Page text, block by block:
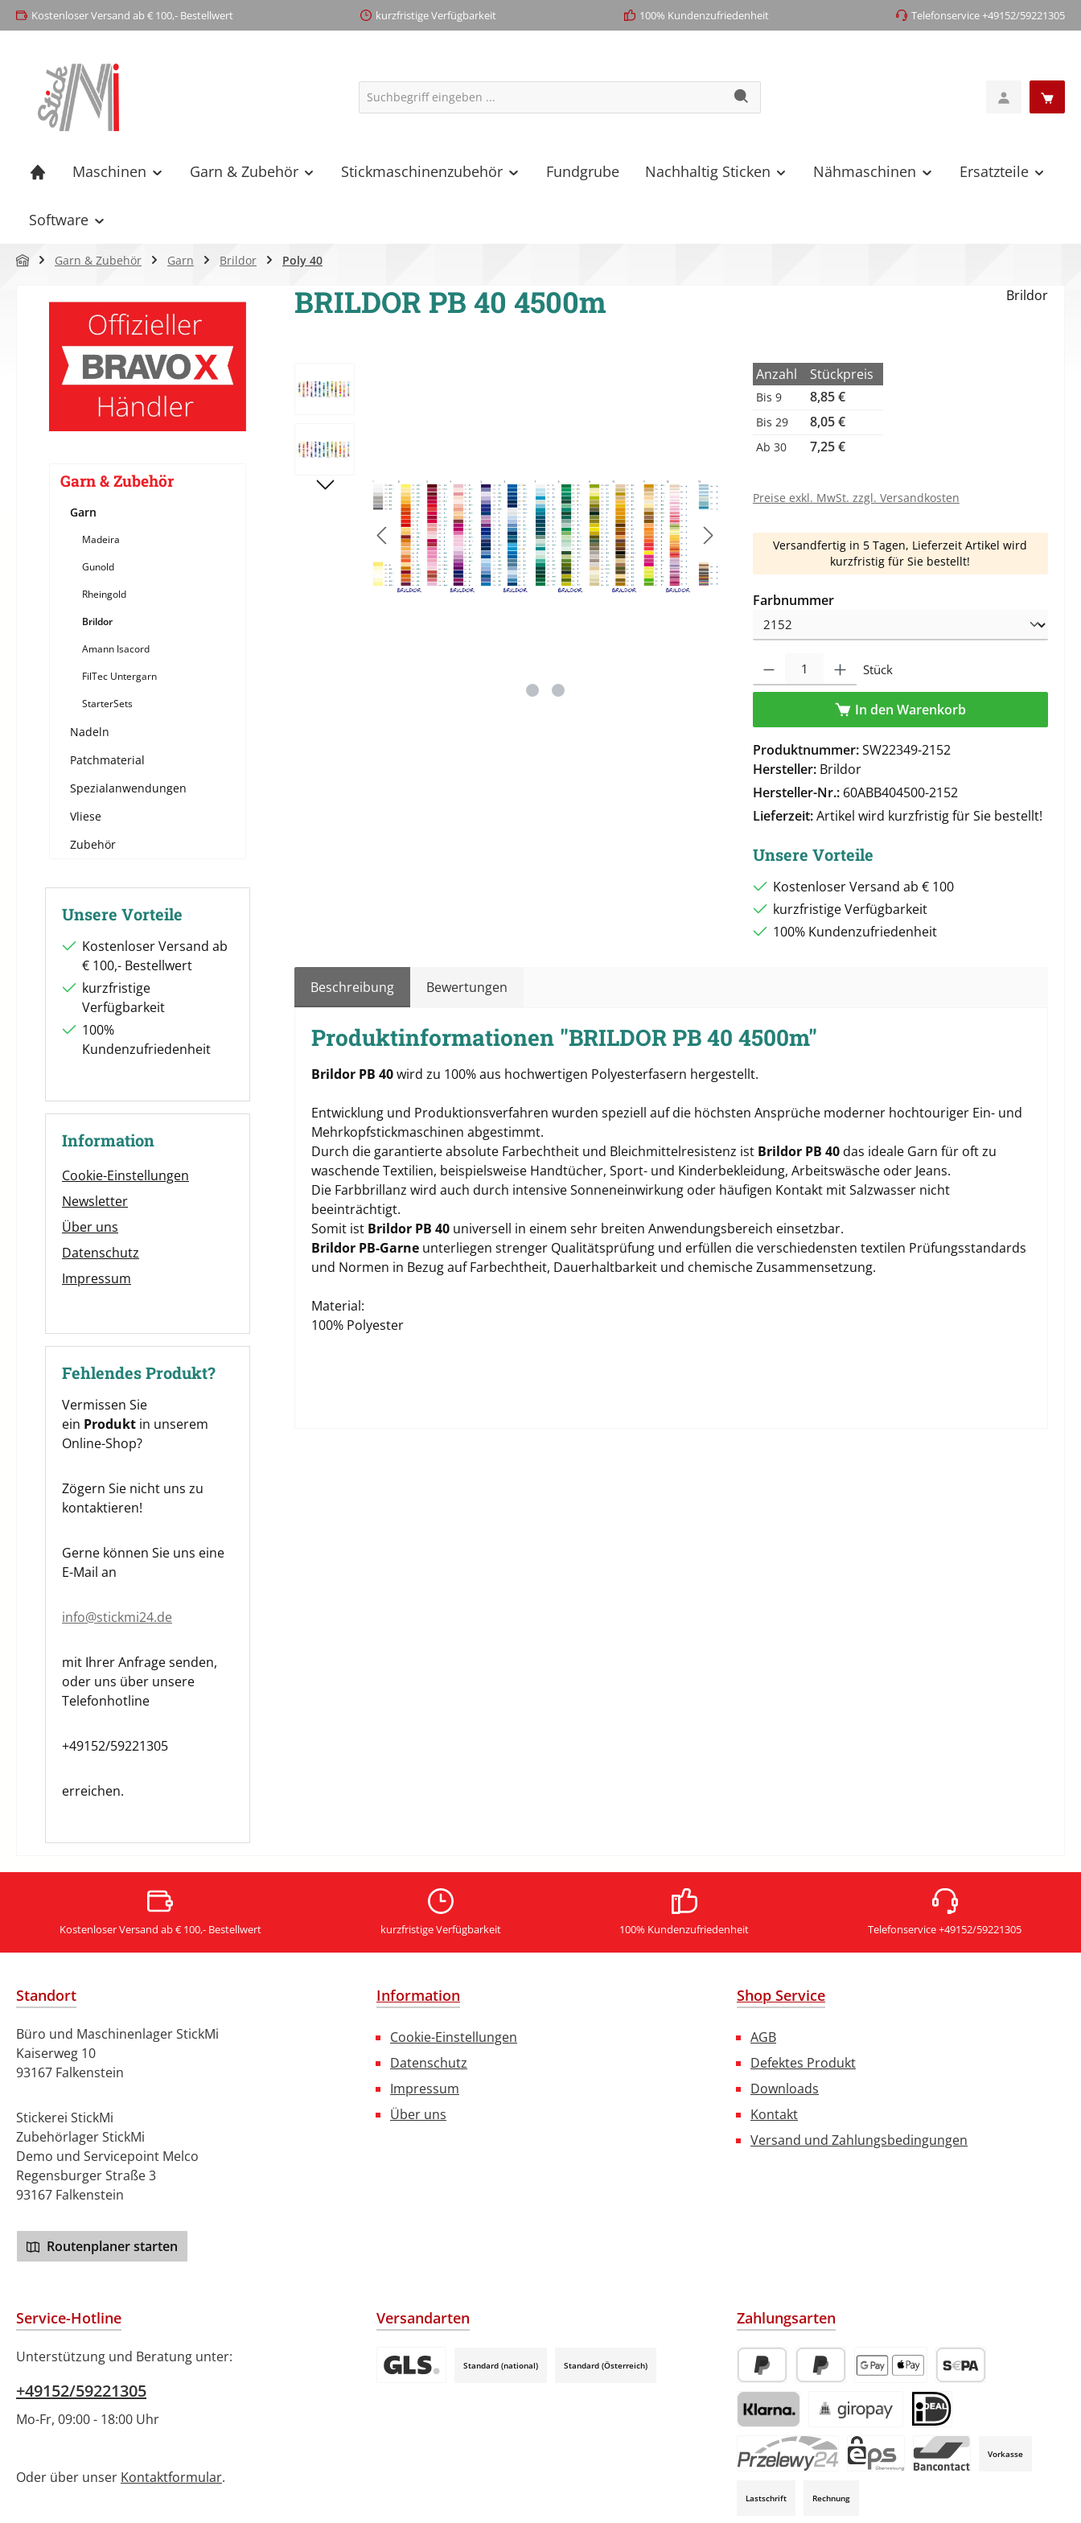
Zur Hauptnavigation springen
Kostenloser Versand ab € 100,- Bestellwert kurzfristige Verfügbarkeit 100% Kundenzufriedenheit Telefonservice +49152/59221305
Maschinen Garn & Zubehör Stickmaschinenzubehör Fundgrube Nachhaltig Sticken Nähmaschinen Ersatzteile
Software
Garn & Zubehör Garn Brildor Poly 40
Garn & Zubehör
Garn
Madeira
Gunold
Rheingold
Brildor
Amann Isacord
FilTec Untergarn
StarterSets
Nadeln
Patchmaterial
Spezialanwendungen
Vliese
Zubehör
Unsere Vorteile
Kostenloser Versand ab
€ 100,- Bestellwert
kurzfristige
Verfügbarkeit
100%
Kundenzufriedenheit
Information
Cookie-Einstellungen
Newsletter
Über uns
Datenschutz
Impressum
Fehlendes Produkt?
Vermissen Sie
ein Produkt in unserem
Online-Shop?
Zögern Sie nicht uns zu
kontaktieren!
Gerne können Sie uns eine
E-Mail an
info@stickmi24.de
mit Ihrer Anfrage senden,
oder uns über unsere
Telefonhotline
+49152/59221305
erreichen.
BRILDOR PB 40 4500m Brildor
Anzahl Stückpreis
Bis 9 8,85 €
Bis 29 8,05 €
Ab 30 7,25 €
Preise exkl. MwSt. zzgl. Versandkosten
Versandfertig in 5 Tagen, Lieferzeit Artikel wird
kurzfristig für Sie bestellt!
Farbnummerauswählen
Stück
In den Warenkorb
Produktnummer:SW22349-2152
Hersteller: Brildor
Hersteller-Nr.: 60ABB404500-2152
Lieferzeit:Artikel wird kurzfristig für Sie bestellt!
Unsere Vorteile
Kostenloser Versand ab € 100
kurzfristige Verfügbarkeit
100% Kundenzufriedenheit
Beschreibung Bewertungen
Produktinformationen "BRILDOR PB 40 4500m"
Brildor PB 40wird zu 100% aus hochwertigen Polyesterfasern hergestellt.
Entwicklung und Produktionsverfahren wurden speziell auf die höchsten Ansprüche moderner hochtouriger Ein- und
Mehrkopfstickmaschinen abgestimmt.
Durch die garantierte absolute Farbechtheit und Bleichmittelresistenz ist Brildor PB 40 das ideale Garn für oft zu
waschende Textilien, beispielsweise Handtücher, Sport- und Kinderbekleidung, Arbeitswäsche oder Jeans.
Die Farbbrillanz wird auch durch intensive Sonneneinwirkung oder häufigen Kontakt mit Salzwasser nicht
beeinträchtigt.
Somit ist Brildor PB 40 universell in einem sehr breiten Anwendungsbereich einsetzbar.
Brildor PB-Garne unterliegen strenger Qualitätsprüfung und erfüllen die verschiedensten textilen Prüfungsstandards
und Normen in Bezug auf Farbechtheit, Dauerhaltbarkeit und chemische Zusammensetzung.
Material:
100% Polyester
Kostenloser Versand ab € 100,- Bestellwert kurzfristige Verfügbarkeit 100% Kundenzufriedenheit Telefonservice +49152/59221305
Standort
Büro und Maschinenlager StickMi
Kaiserweg 10
93167 Falkenstein
Stickerei StickMi
Zubehörlager StickMi
Demo und Servicepoint Melco
Regensburger Straße 3
93167 Falkenstein
Routenplaner starten
Information
Cookie-Einstellungen
Datenschutz
Impressum
Über uns
Shop Service
AGB
Defektes Produkt
Downloads
Kontakt
Versand und Zahlungsbedingungen
Service-Hotline
Unterstützung und Beratung unter:
+49152/59221305
Mo-Fr, 09:00 - 18:00 Uhr
Oder über unser Kontaktformular.
Versandarten
Standard (national) Standard (Österreich)
Zahlungsarten
PayPal Später BezahlenApple Pay / Google Pay (via Stripe)
SEPA-Lastschrift (via
Klarna (via Stripe)Giropay (via Stripe) iDeal (via Stripe)
Vorkasse
Lastschrift Rechnung